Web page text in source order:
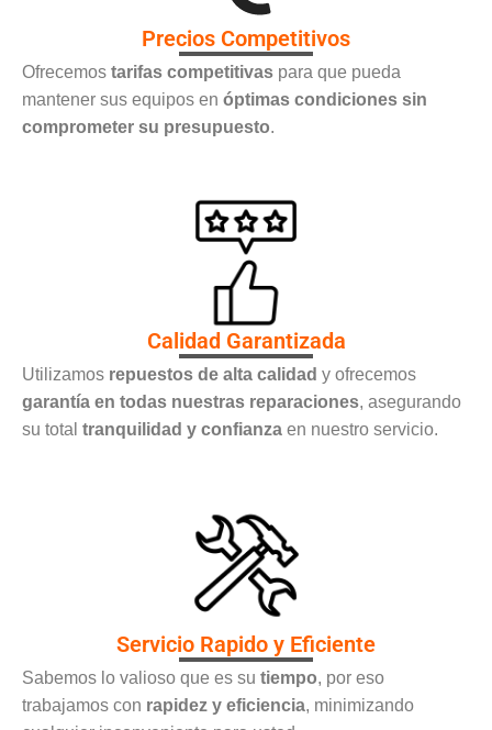
Precios Competitivos
Ofrecemos tarifas competitivas para que pueda
mantener sus equipos en óptimas condiciones sin
comprometer su presupuesto.
Calidad Garantizada
Utilizamos repuestos de alta calidad y ofrecemos
garantía en todas nuestras reparaciones, asegurando
su total tranquilidad y confianza en nuestro servicio.
Servicio Rapido y Eficiente
Sabemos lo valioso que es su tiempo, por eso
trabajamos con rapidez y eficiencia, minimizando